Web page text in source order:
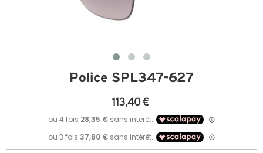
Police SPL347-627
113,40 €